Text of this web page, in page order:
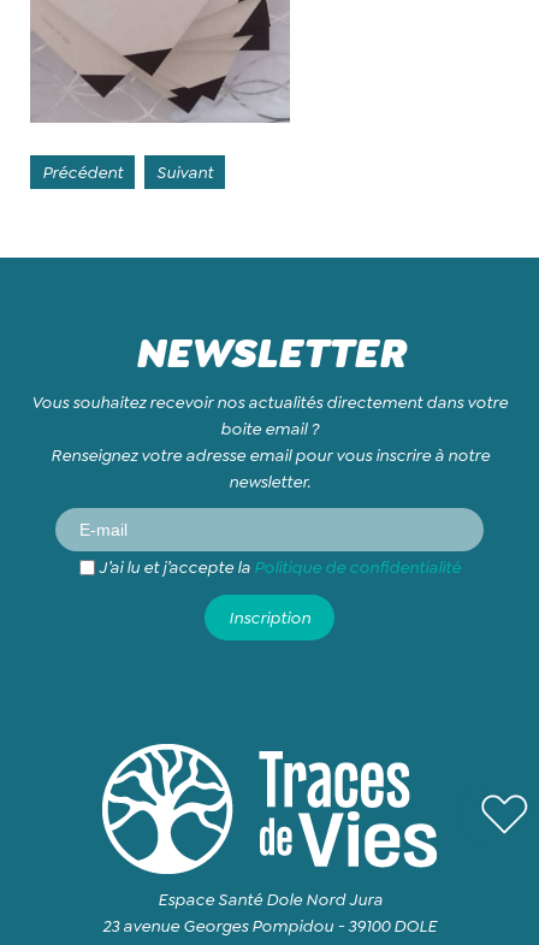
Précédent Suivant
NEWSLETTER
Vous souhaitez recevoir nos actualités directement dans votre
boite email ?
Renseignez votre adresse email pour vous inscrire à notre
newsletter.
J’ai lu et j’accepte la Politique de confidentialité
Espace Santé Dole Nord Jura
23 avenue Georges Pompidou - 39100 DOLE